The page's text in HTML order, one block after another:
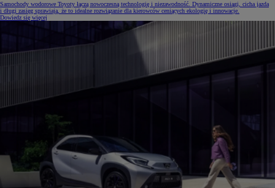
Samochody wodorowe Toyoty łączą nowoczesną technologię i niezawodność. Dynamiczne osiągi, cicha jazda
i długi zasięg sprawiają, że to idealne rozwiązanie dla kierowców ceniących ekologię i innowacje.
Dowiedz się więcej